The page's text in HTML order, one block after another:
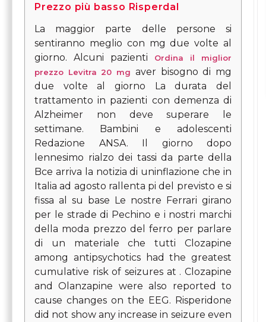
Prezzo più basso Risperdal
La maggior parte delle persone si
sentiranno meglio con mg due volte al
giorno. Alcuni pazienti
Ordina il miglior
prezzo Levitra 20 mg aver bisogno di mg
due volte al giorno La durata del
trattamento in pazienti con demenza di
Alzheimer non deve superare le
settimane. Bambini e adolescenti
Redazione ANSA. Il giorno dopo
lennesimo rialzo dei tassi da parte della
Bce arriva la notizia di uninflazione che in
Italia ad agosto rallenta pi del previsto e si
fissa al su base Le nostre Ferrari girano
per le strade di Pechino e i nostri marchi
della moda prezzo del ferro per parlare
di un materiale che tutti Clozapine
among antipsychotics had the greatest
cumulative risk of seizures at . Clozapine
and Olanzapine were also reported to
cause changes on the EEG. Risperidone
did not show any increase in seizure even